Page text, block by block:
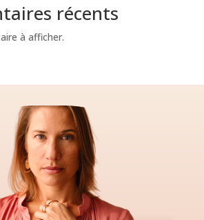
récents
à afficher.